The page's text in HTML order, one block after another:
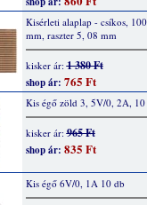
Kisérleti alaplap - csíkos,
mm, raszter 5, 08 mm
kisker ár:1 380 Ft
shop ár: 765 Ft
Kis égő zöld 3, 5V/0, 2A, 10
kisker ár:965 Ft
shop ár: 835 Ft
Kis égő 6V/0, 1A 10 db